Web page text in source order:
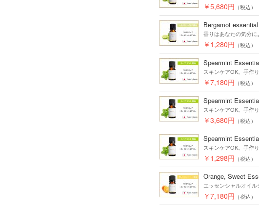
￥5,680円 （税込）
Bergamot
香りはあなたの気分に
￥1,280円 （税込）
Spearmint
スキンケアOK。手作
￥7,180円 （税込）
Spearmint
スキンケアOK。手作
￥3,680円 （税込）
Spearmint
スキンケアOK。手作
￥1,298円 （税込）
Orange, Sweet
エッセンシャルオイル
￥7,180円 （税込）